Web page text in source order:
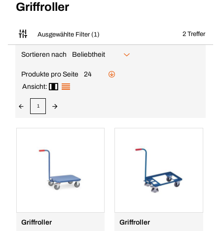
Griffroller
Ausgewählte Filter (1) 2 Treffer
Sortieren nach Beliebtheit
Produkte pro Seite
24
Ansicht:
1
Griffroller
Griffroller